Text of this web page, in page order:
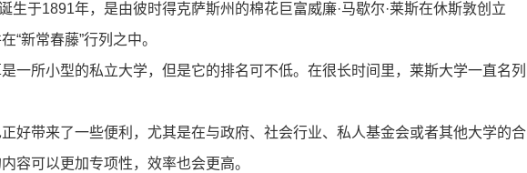
生于1891年，是由彼时得克萨斯州的棉花巨富威廉·马歇尔·莱斯在休斯敦创立
“新常春藤”行列之中。
一所小型的私立大学，但是它的排名可不低。在很长时间里，莱斯大学一直名列
好带来了一些便利，尤其是在与政府、社会行业、私人基金会或者其他大学的合
容可以更加专项性，效率也会更高。